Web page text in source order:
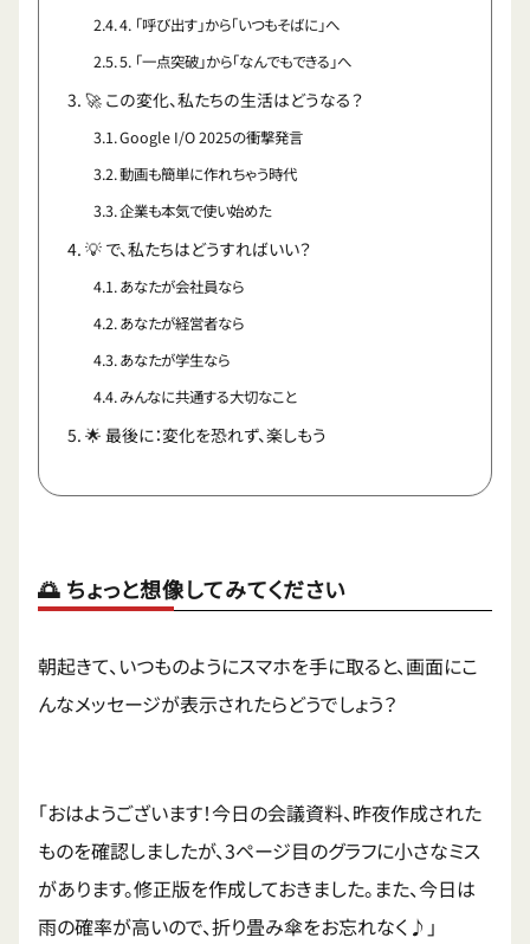
4. 「呼び出す」から「いつもそばに」へ
5. 「一点突破」から「なんでもできる」へ
🚀 この変化、私たちの生活はどうなる？
Google I/O 2025の衝撃発言
動画も簡単に作れちゃう時代
企業も本気で使い始めた
💡 で、私たちはどうすればいい？
あなたが会社員なら
あなたが経営者なら
あなたが学生なら
みんなに共通する大切なこと
🌟 最後に：変化を恐れず、楽しもう
🌅 ちょっと想像してみてください
朝起きて、いつものようにスマホを手に取ると、画面にこ
んなメッセージが表示されたらどうでしょう？
「おはようございます！今日の会議資料、昨夜作成された
ものを確認しましたが、3ページ目のグラフに小さなミス
があります。修正版を作成しておきました。また、今日は
雨の確率が高いので、折り畳み傘をお忘れなく♪」